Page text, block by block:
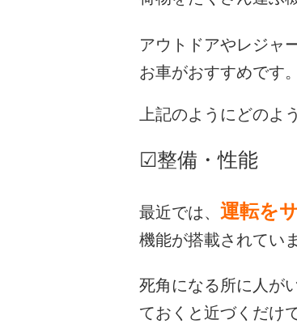
アウトドアやレジャ
お車がおすすめです。
上記のようにどのよ
☑整備・性能
最近では、 運転を
機能が搭載されてい
死角になる所に人が
ておくと近づくだけ